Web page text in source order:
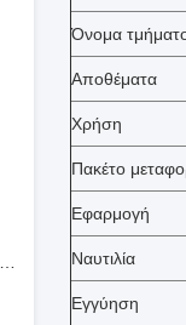
Όνομα
Αποθέματα
Χρήση
Πακέτο
Εφαρμογή
Ναυτιλία
Εγγύηση